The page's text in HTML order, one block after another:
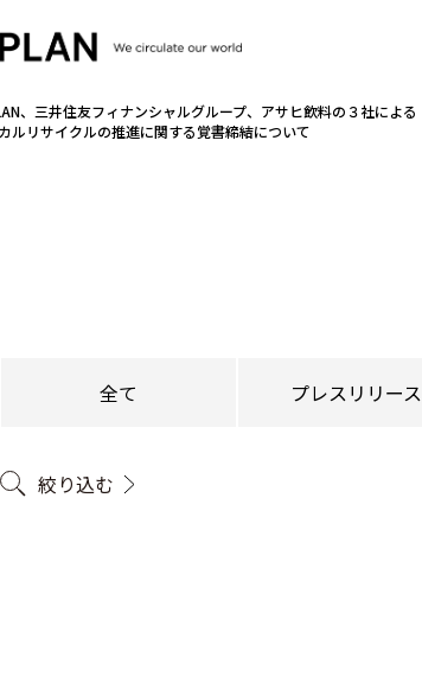
、三井住友フィナンシャルグループ、アサヒ飲料の３社による
ルリサイクルの推進に関する覚書締結について
全て プレスリリース
絞り込む